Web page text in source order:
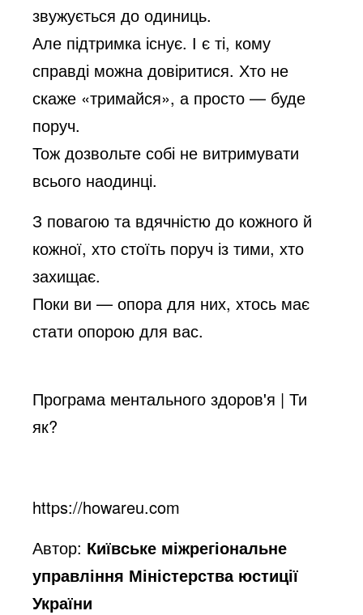
звужується до одиниць.
Але підтримка існує. І є ті, кому
справді можна довіритися. Хто не
скаже «тримайся», а просто — буде
поруч.
Тож дозвольте собі не витримувати
всього наодинці.
З повагою та вдячністю до кожного й
кожної, хто стоїть поруч із тими, хто
захищає.
Поки ви — опора для них, хтось має
стати опорою для вас.
Програма ментального здоров'я | Ти
як?
https://howareu.com
Автор: Київське міжрегіональне
управління Міністерства юстиції
України